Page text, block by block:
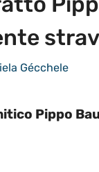
Gécchele
Pippo